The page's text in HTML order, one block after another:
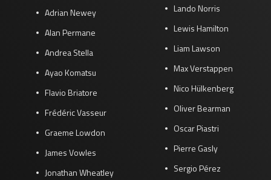
Adrian Newey
Alan Permane
Andrea Stella
Ayao Komatsu
Flavio Briatore
Frédéric Vasseur
Graeme Lowdon
James Vowles
Jonathan Wheatley
Lando Norris
Lewis Hamilton
Liam Lawson
Max Verstappen
Nico Hülkenberg
Oliver Bearman
Oscar Piastri
Pierre Gasly
Sergio Pérez